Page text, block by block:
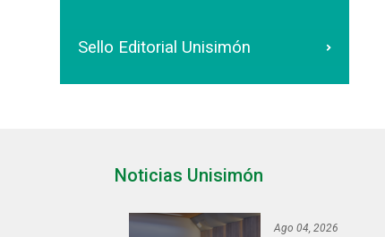
Sello Editorial Unisimón
Noticias Unisimón
Ago 04, 2026